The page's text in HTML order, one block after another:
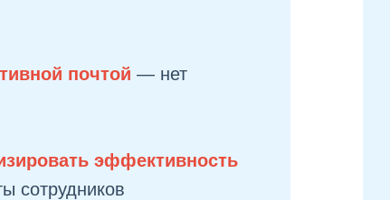
почтой— нет
эффективность
сотрудников